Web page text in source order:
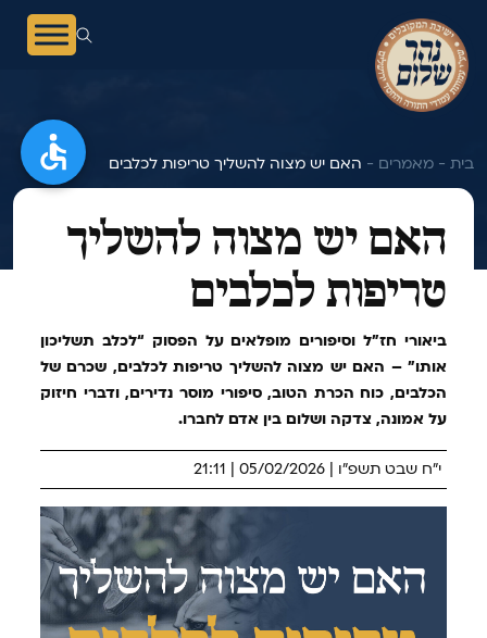
בית - מאמרים - האם יש מצוה להשליך טריפות לכלבים
האם יש מצוה להשליך
טריפות לכלבים
ביאורי חז״ל וסיפורים מופלאים על הפסוק “לכלב תשליכון
אותו” – האם יש מצוה להשליך טריפות לכלבים, שכרם של
הכלבים, כוח הכרת הטוב, סיפורי מוסר נדירים, ודברי חיזוק
על אמונה, צדקה ושלום בין אדם לחברו.
י"ח שבט תשפ"ו | 05/02/2026 | 21:11